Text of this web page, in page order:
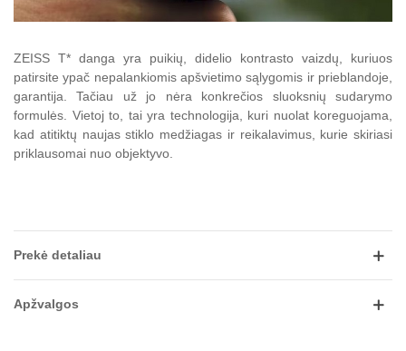
ZEISS T* danga yra puikių, didelio kontrasto vaizdų, kuriuos
patirsite ypač nepalankiomis apšvietimo sąlygomis ir prieblandoje,
garantija.
Tačiau už jo nėra konkrečios sluoksnių sudarymo
formulės. Vietoj to, tai yra technologija, kuri nuolat koreguojama,
kad atitiktų naujas stiklo medžiagas ir reikalavimus, kurie skiriasi
priklausomai nuo objektyvo.
Prekė detaliau
Apžvalgos